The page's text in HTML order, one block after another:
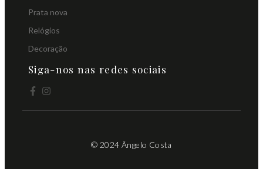
Prata nova
Relógios
Decoração
Siga-nos nas redes sociais
© 2024 Ângelo Costa